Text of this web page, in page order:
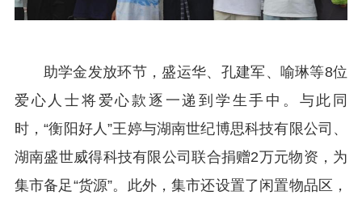
助学金发放环节，盛运华、孔建军、喻琳等8位
爱心人士将爱心款逐一递到学生手中。与此同
时，“衡阳好人”王婷与湖南世纪博思科技有限公司、
湖南盛世威得科技有限公司联合捐赠2万元物资，为
集市备足“货源”。此外，集市还设置了闲置物品区，